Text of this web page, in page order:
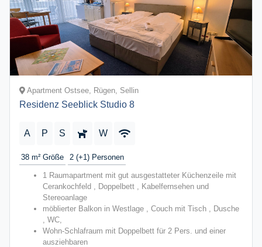
Apartment Ostsee, Rügen, Sellin
Residenz Seeblick Studio 8
A P S W
38 m² Größe 2 (+1) Personen
1 Raumapartment mit gut ausgestatteter Küchenzeile mit
Cerankochfeld , Doppelbett , Kabelfernsehen und
Stereoanlage
möblierter Balkon in Westlage , Couch mit Tisch , Dusche
, WC,
Wohn-Schlafraum mit Doppelbett für 2 Pers. und einer
ausziehbaren